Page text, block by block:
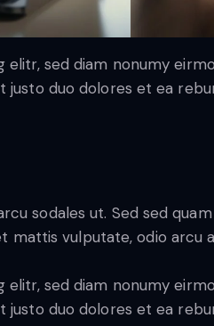
sed diam nonumy
duo dolores et ea
sodales ut. Sed sed
vulputate, odio arcu
sed diam nonumy
duo dolores et ea